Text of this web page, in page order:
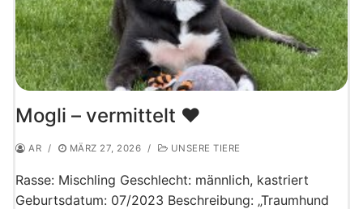
Mogli – vermittelt ♥️
AR / MÄRZ 27, 2026 / UNSERE TIERE
Rasse: Mischling Geschlecht: männlich, kastriert
Geburtsdatum: 07/2023 Beschreibung: „Traumhund